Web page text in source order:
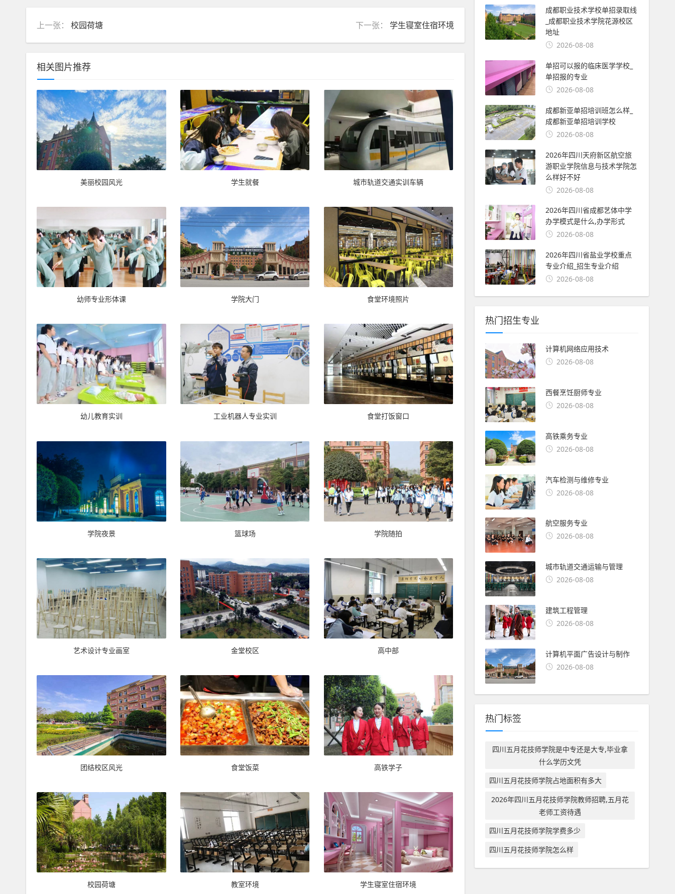
上一张： 校园荷塘 下一张： 学生寝室住宿环境
相关图片推荐
美丽校园风光 学生就餐 城市轨道交通实训车辆
幼师专业形体课 学院大门 食堂环境照片
幼儿教育实训 工业机器人专业实训 食堂打饭窗口
学院夜景 篮球场 学院随拍
艺术设计专业画室 金堂校区 高中部
团结校区风光 食堂饭菜 高铁学子
校园荷塘 教室环境 学生寝室住宿环境
成都职业技术学校单招录取线
_成都职业技术学院花源校区
地址
2026-08-08
单招可以报的临床医学学校_
单招报的专业
2026-08-08
成都新亚单招培训班怎么样_
成都新亚单招培训学校
2026-08-08
2026年四川天府新区航空旅
游职业学院信息与技术学院怎
么样好不好
2026-08-08
2026年四川省成都艺体中学
办学模式是什么,办学形式
2026-08-08
2026年四川省盐业学校重点
专业介绍_招生专业介绍
2026-08-08
热门招生专业
计算机网络应用技术
2026-08-08
西餐烹饪厨师专业
2026-08-08
高铁乘务专业
2026-08-08
汽车检测与维修专业
2026-08-08
航空服务专业
2026-08-08
城市轨道交通运输与管理
2026-08-08
建筑工程管理
2026-08-08
计算机平面广告设计与制作
2026-08-08
热门标签
四川五月花技师学院是中专还是大专,毕业拿
什么学历文凭
四川五月花技师学院占地面积有多大
2026年四川五月花技师学院教师招聘,五月花
老师工资待遇
四川五月花技师学院学费多少
四川五月花技师学院怎么样